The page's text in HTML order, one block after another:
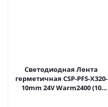
Светодиодная Лента
герметичная CSP-PFS-X320-
10mm 24V Warm2400 (10